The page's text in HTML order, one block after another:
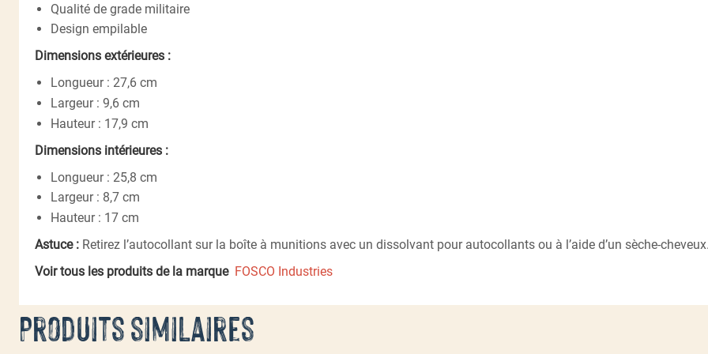
Qualité de grade militaire
Design empilable
Dimensions extérieures :
Longueur : 27,6 cm
Largeur : 9,6 cm
Hauteur : 17,9 cm
Dimensions intérieures :
Longueur : 25,8 cm
Largeur : 8,7 cm
Hauteur : 17 cm
Astuce : Retirez l’autocollant sur la boîte à munitions avec un dissolvant pour autocollants ou à l’aide d’un sèche-
Voir tous les produits de la marque FOSCO Industries
Produits similaires